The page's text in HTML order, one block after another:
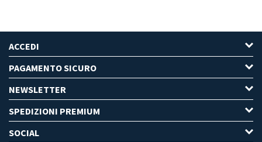
ACCEDI
PAGAMENTO SICURO
NEWSLETTER
SPEDIZIONI PREMIUM
SOCIAL